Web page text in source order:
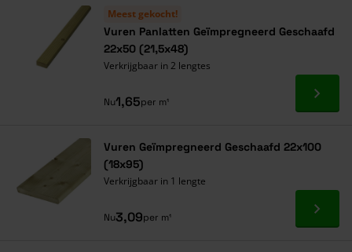
Meest gekocht!
Vuren Panlatten Geïmpregneerd Geschaafd
22x50 (21,5x48)
Verkrijgbaar in 2 lengtes
Nu1,65per m¹ Ga
Vuren Geïmpregneerd Geschaafd 22x100
(18x95)
Verkrijgbaar in 1 lengte
Nu3,09per m¹ Ga